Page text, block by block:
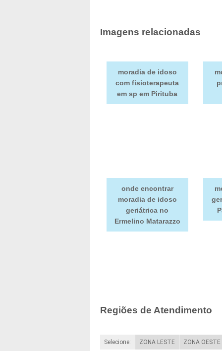
Imagens relacionadas
moradia de idoso
com fisioterapeuta
em sp em Pirituba
onde encontrar
moradia de idoso
geriátrica no
Ermelino Matarazzo
Regiões de Atendimento
Selecione: ZONA LESTE ZONA OESTE